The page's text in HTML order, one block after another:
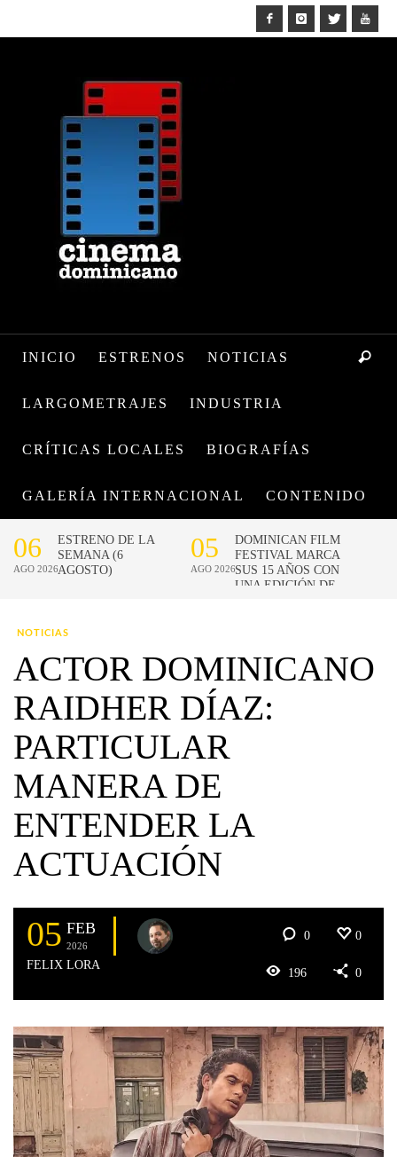
INICIO ESTRENOS NOTICIAS
LARGOMETRAJES INDUSTRIA
CRÍTICAS LOCALES BIOGRAFÍAS
GALERÍA INTERNACIONAL CONTENIDO
NOTICIAS
ACTOR DOMINICANO
RAIDHER DÍAZ:
PARTICULAR
MANERA DE
ENTENDER LA
ACTUACIÓN
05 FEB
2026
FELIX LORA
0 0
196 0